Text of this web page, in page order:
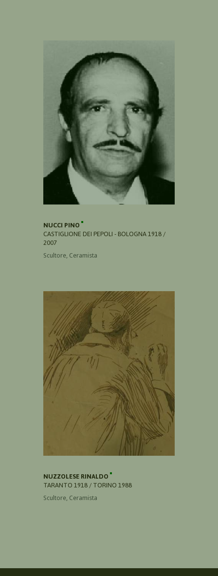
NUCCI PINO
CASTIGLIONE DEI PEPOLI - BOLOGNA 1918 /
2007
Scultore, Ceramista
NUZZOLESE RINALDO
TARANTO 1918 / TORINO 1988
Scultore, Ceramista